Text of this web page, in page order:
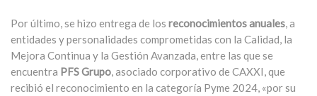
Por último, se hizo entrega de los reconocimientos anuales, a
entidades y personalidades comprometidas con la Calidad, la
Mejora Continua y la Gestión Avanzada, entre las que se
encuentra PFS Grupo, asociado corporativo de CAXXI, que
recibió el reconocimiento en la categoría Pyme 2024, «por su